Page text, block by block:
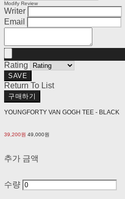
Modify Review
Writer
Email
Rating
SAVE
Return To List
구매하기
YOUNGFORTY VAN GOGH TEE - BLACK
39,200원 49,000원
추가 금액
수량